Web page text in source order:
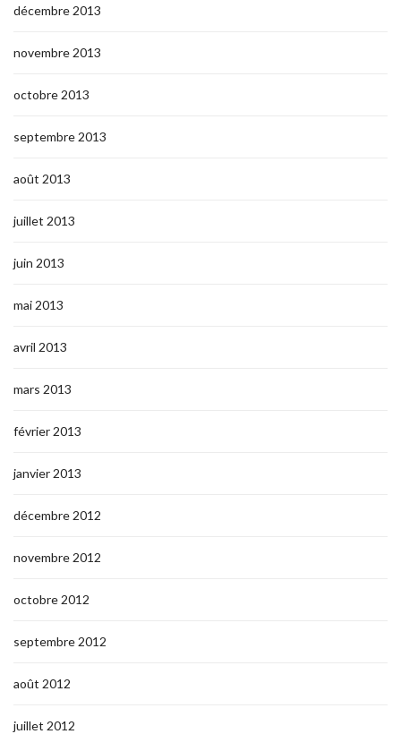
décembre 2013
novembre 2013
octobre 2013
septembre 2013
août 2013
juillet 2013
juin 2013
mai 2013
avril 2013
mars 2013
février 2013
janvier 2013
décembre 2012
novembre 2012
octobre 2012
septembre 2012
août 2012
juillet 2012